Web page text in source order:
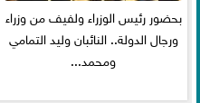
بحضور رئيس الوزراء ولفيف من وزراء
ورجال الدولة.. النائبان وليد التمامي
ومحمد...